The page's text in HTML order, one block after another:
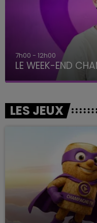
7h00 - 12h00
LE WEEK-END
LES JEUX